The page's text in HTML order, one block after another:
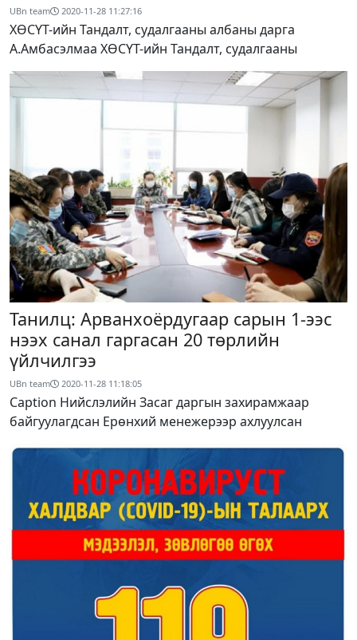
UBn team 2020-11-28 11:27:16
ХӨСҮТ-ийн Тандалт, судалгааны албаны дарга
А.Амбасэлмаа ХӨСҮТ-ийн Тандалт, судалгааны
Танилц: Арванхоёрдугаар сарын 1-ээс
нээх санал гаргасан 20 төрлийн
үйлчилгээ
UBn team 2020-11-28 11:18:05
Caption Нийслэлийн Засаг даргын захирамжаар
байгуулагдсан Ерөнхий менежерээр ахлуулсан